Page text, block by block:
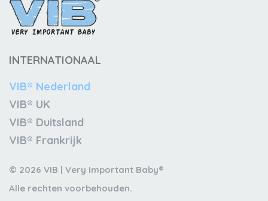
INTERNATIONAAL
VIB® Nederland
VIB® UK
VIB® Duitsland
VIB® Frankrijk
© 2026 VIB | Very Important Baby®
Alle rechten voorbehouden.